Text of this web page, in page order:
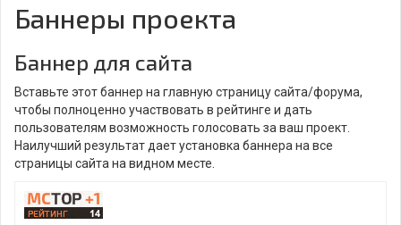
Баннеры проекта
Баннер для сайта
Вставьте этот баннер на главную страницу сайта/форума,
чтобы полноценно участвовать в рейтинге и дать
пользователям возможность голосовать за ваш проект.
Наилучший результат дает установка баннера на все
страницы сайта на видном месте.